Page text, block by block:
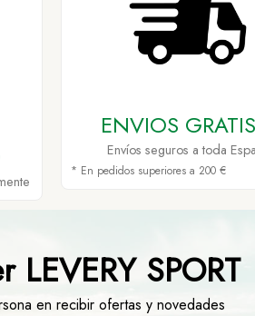
ENVIOS
Envíos seguros a toda
* En pedidos superiores a 200 €
LEVERY SPORT
en recibir ofertas y novedades